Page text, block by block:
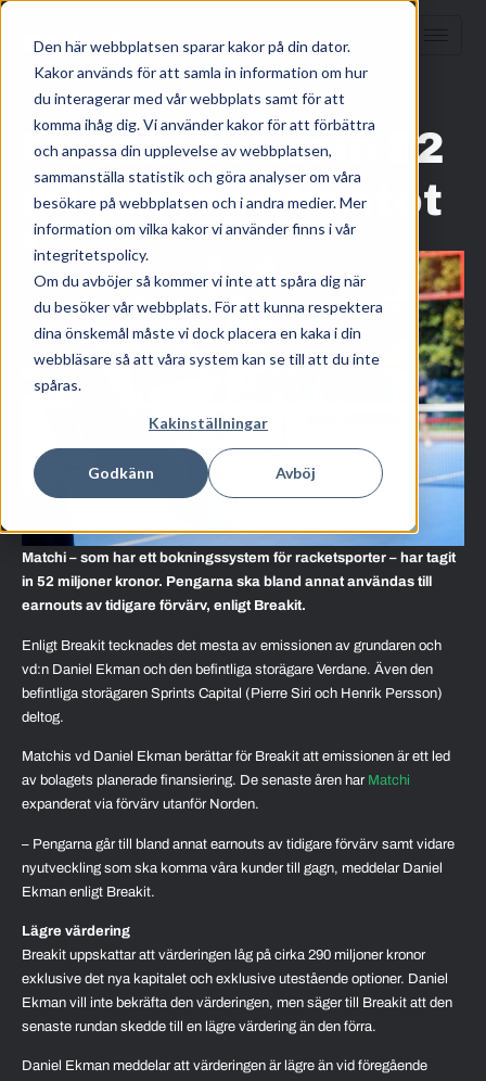
Den här webbplatsen sparar kakor på din dator.
Kakor används för att samla in information om hur
du interagerar med vår webbplats samt för att
komma ihåg dig. Vi använder kakor för att förbättra
och anpassa din upplevelse av webbplatsen,
sammanställa statistik och göra analyser om våra
besökare på webbplatsen och i andra medier. Mer
information om vilka kakor vi använder finns i vår
integritetspolicy.
Om du avböjer så kommer vi inte att spåra dig när
du besöker vår webbplats. För att kunna respektera
dina önskemål måste vi dock placera en kaka i din
webbläsare så att våra system kan se till att du inte
spåras.
Kakinställningar
Godkänn Avböj
HEM/KUNSKAP/
Matchi bokar in 52
miljoner på kontot
maj 11, 2023
Matchi – som har ett bokningssystem för racketsporter – har tagit
in 52 miljoner kronor. Pengarna ska bland annat användas till
earnouts av tidigare förvärv, enligt Breakit.
Enligt Breakit tecknades det mesta av emissionen av grundaren och
vd:n Daniel Ekman och den befintliga storägare Verdane. Även den
befintliga storägaren Sprints Capital (Pierre Siri och Henrik Persson)
deltog.
Matchis vd Daniel Ekman berättar för Breakit att emissionen är ett led
av bolagets planerade finansiering. De senaste åren har Matchi
expanderat via förvärv utanför Norden.
– Pengarna går till bland annat earnouts av tidigare förvärv samt vidare
nyutveckling som ska komma våra kunder till gagn, meddelar Daniel
Ekman enligt Breakit.
Lägre värdering
Breakit uppskattar att värderingen låg på cirka 290 miljoner kronor
exklusive det nya kapitalet och exklusive utestående optioner. Daniel
Ekman vill inte bekräfta den värderingen, men säger till Breakit att den
senaste rundan skedde till en lägre värdering än den förra.
Daniel Ekman meddelar att värderingen är lägre än vid föregående